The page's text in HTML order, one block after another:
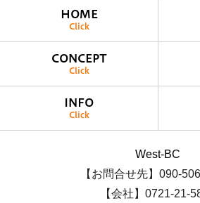
HOME
Click
CONCEPT
Click
INFO
Click
West-BC
【お問合せ先】090-
【会社】0721-21-